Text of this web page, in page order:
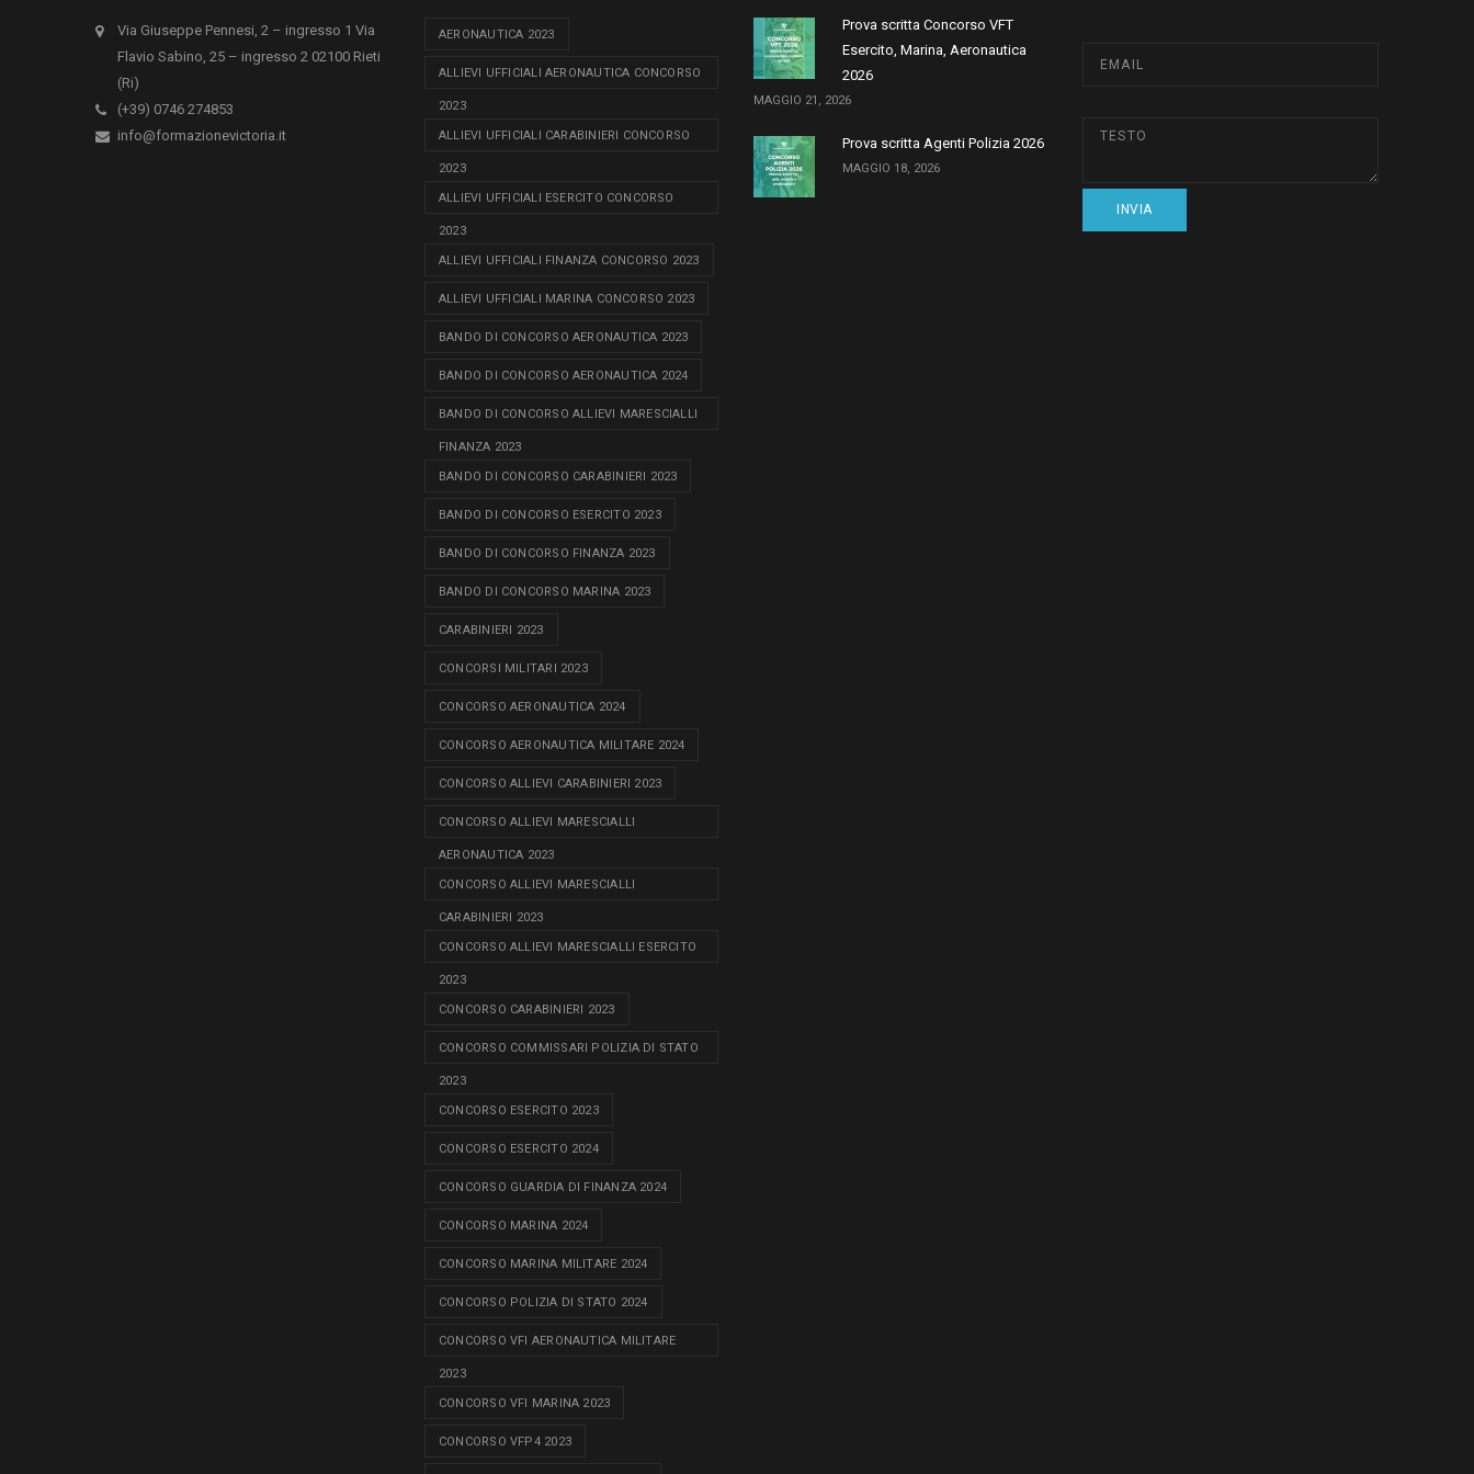
Via Giuseppe Pennesi, 2 – ingresso 1 Via
Flavio Sabino, 25 – ingresso 2 02100 Rieti
(Ri)
(+39) 0746 274853
info@formazionevictoria.it
AERONAUTICA 2023
ALLIEVI UFFICIALI AERONAUTICA CONCORSO
2023
ALLIEVI UFFICIALI CARABINIERI CONCORSO
2023
ALLIEVI UFFICIALI ESERCITO CONCORSO
2023
ALLIEVI UFFICIALI FINANZA CONCORSO 2023
ALLIEVI UFFICIALI MARINA CONCORSO 2023
BANDO DI CONCORSO AERONAUTICA 2023
BANDO DI CONCORSO AERONAUTICA 2024
BANDO DI CONCORSO ALLIEVI MARESCIALLI
FINANZA 2023
BANDO DI CONCORSO CARABINIERI 2023
BANDO DI CONCORSO ESERCITO 2023
BANDO DI CONCORSO FINANZA 2023
BANDO DI CONCORSO MARINA 2023
CARABINIERI 2023
CONCORSI MILITARI 2023
CONCORSO AERONAUTICA 2024
CONCORSO AERONAUTICA MILITARE 2024
CONCORSO ALLIEVI CARABINIERI 2023
CONCORSO ALLIEVI MARESCIALLI
AERONAUTICA 2023
CONCORSO ALLIEVI MARESCIALLI
CARABINIERI 2023
CONCORSO ALLIEVI MARESCIALLI ESERCITO
2023
CONCORSO CARABINIERI 2023
CONCORSO COMMISSARI POLIZIA DI STATO
2023
CONCORSO ESERCITO 2023
CONCORSO ESERCITO 2024
CONCORSO GUARDIA DI FINANZA 2024
CONCORSO MARINA 2024
CONCORSO MARINA MILITARE 2024
CONCORSO POLIZIA DI STATO 2024
CONCORSO VFI AERONAUTICA MILITARE
2023
CONCORSO VFI MARINA 2023
CONCORSO VFP4 2023
Prova scritta Concorso VFT
Esercito, Marina, Aeronautica
2026
MAGGIO 21, 2026
Prova scritta Agenti Polizia 2026
MAGGIO 18, 2026